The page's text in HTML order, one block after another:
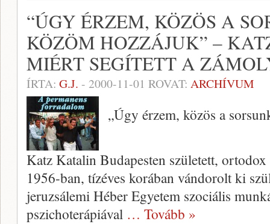
“ÚGY ÉRZEM, KÖZÖS A
KÖZÖM HOZZÁJUK” –
MIÉRT SEGÍTETT A
ÍRTA: G.J. - 2000-11-01 ROVAT: ARCHÍVUM
„Úgy érzem, közös a
Katz Katalin Budapesten született, ortodox
1956-ban, tízéves korában vándorolt ki
jeruzsálemi Héber Egyetem szociális
pszichoterápiával … Tovább »